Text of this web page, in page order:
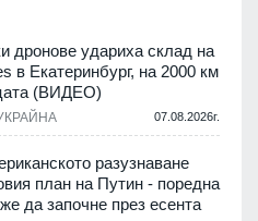
дронове удариха склад на
в Екатеринбург, на 2000 км
(ВИДЕО)
07.08.2026г.
разузнаване
план на Путин - поредна
да започне през есента